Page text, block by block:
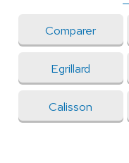
Comparer
Egrillard
Calisson